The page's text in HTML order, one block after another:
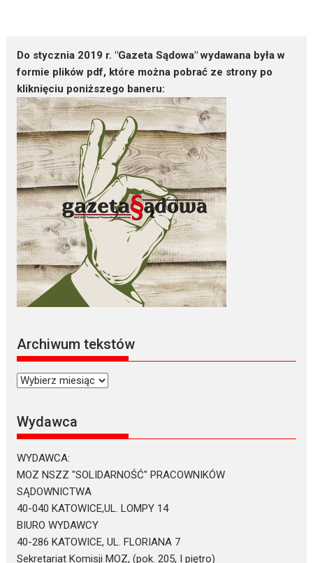
Do stycznia 2019 r. "Gazeta Sądowa" wydawana była w
formie plików pdf, które można pobrać ze strony po
kliknięciu poniższego baneru:
Archiwum tekstów
Archiwum
Wydawca
WYDAWCA:
MOZ NSZZ "SOLIDARNOŚĆ" PRACOWNIKÓW
SĄDOWNICTWA
40-040 KATOWICE,UL. LOMPY 14
BIURO WYDAWCY
40-286 KATOWICE, UL. FLORIANA 7
Sekretariat Komisji MOZ, (pok. 205, I piętro)